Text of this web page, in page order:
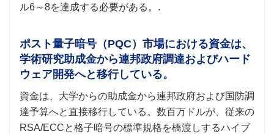
ル6～8を達成する必要がある。.
ポスト量子暗号（PQC）市場における資金は、
学術研究助成金から連邦政府調達およびハード
ウェア開発へと移行している。
資金は、大学からの助成金から連邦政府および国防調
達予算へと直接移行している。数百万ドルが、従来の
RSA/ECCと格子暗号の標準規格を橋渡しするハイブ